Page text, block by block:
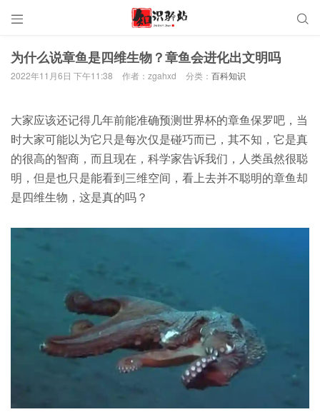
 
为什么说章鱼是四维生物？章鱼会进化出文明吗
2022年11月6日 下午11:38 作者：zgahxd 分类： 百科知识
大家应该还记得几年前能准确预测世界杯的章鱼保罗吧，当
时大家可能以为它只是每次仅是碰巧而已，其不知，它是真
的很高的智商，而且现在，科学家告诉我们，人类虽然很聪
明，但是也只是能看到三维空间，看上去并不聪明的章鱼却
是四维生物，这是真的吗？